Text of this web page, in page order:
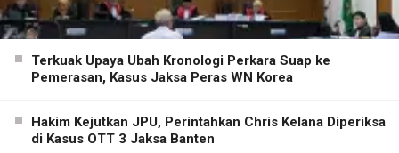
Terkuak Upaya Ubah Kronologi Perkara Suap ke
Pemerasan, Kasus Jaksa Peras WN Korea
Hakim Kejutkan JPU, Perintahkan Chris Kelana Diperiksa
di Kasus OTT 3 Jaksa Banten